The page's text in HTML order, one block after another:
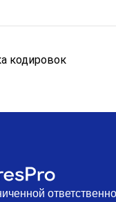
кодировок